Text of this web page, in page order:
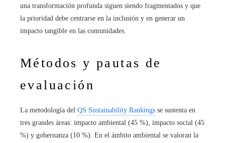
una transformación profunda siguen siendo fragmentados y que
la prioridad debe centrarse en la inclusión y en generar un
impacto tangible en las comunidades.
Métodos y pautas de
evaluación
La metodología del QS Sustainability Rankings se sustenta en
tres grandes áreas: impacto ambiental (45 %), impacto social (45
%) y gobernanza (10 %). En el ámbito ambiental se valoran la